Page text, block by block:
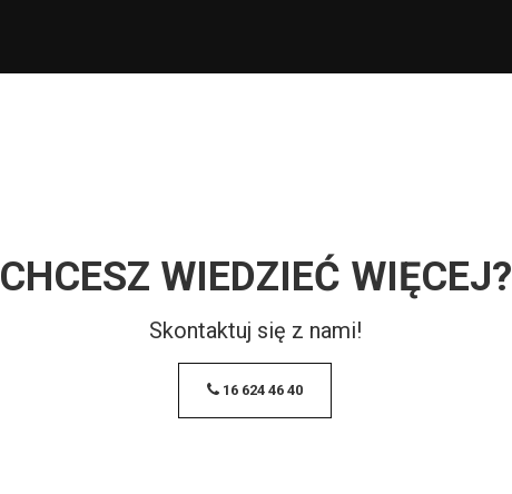
CHCESZ WIEDZIEĆ WIĘCEJ?
Skontaktuj się z nami!
16 624 46 40